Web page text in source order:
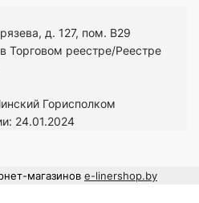
д. 127, пом. В29
Торговом реестре/Реестре
Горисполком
24.01.2024
магазинов e-linershop.by